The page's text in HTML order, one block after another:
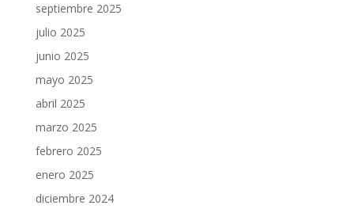
septiembre 2025
julio 2025
junio 2025
mayo 2025
abril 2025
marzo 2025
febrero 2025
enero 2025
diciembre 2024